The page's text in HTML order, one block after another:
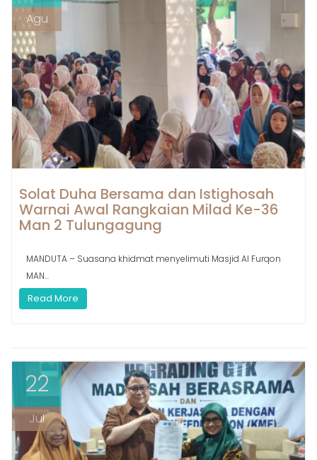
Agu
Solat Duha Bersama dan Istighosah
Warnai Awal Rangkaian Milad Ke-36
Man 2 Tulungagung
MANDUTA – Suasana khidmat menyelimuti Masjid Al Furqon
MAN...
Read More
22
Jul